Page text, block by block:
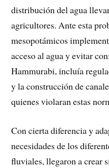
distribución del agua
agricultores. Ante esta
mesopotámicos
acceso al agua y evitar
Hammurabi, incluía
y la construcción de
quienes violaran estas
Con cierta diferencia y
necesidades de los
fluviales, llegaron a crear